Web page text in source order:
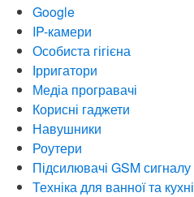
Google
IP-камери
Особиста гігієна
Ірригатори
Медіа програвачі
Корисні гаджети
Навушники
Роутери
Підсилювачі GSM сигналу
Техніка для ванної та кухні